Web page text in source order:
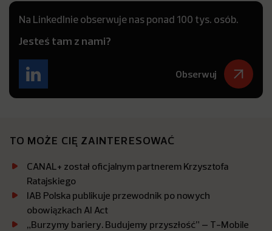
Na LinkedInie obserwuje nas ponad 100 tys. osób.
Jesteś tam z nami?
Obserwuj
TO MOŻE CIĘ ZAINTERESOWAĆ
CANAL+ został oficjalnym partnerem Krzysztofa
Ratajskiego
IAB Polska publikuje przewodnik po nowych
obowiązkach AI Act
„Burzymy bariery. Budujemy przyszłość” – T-Mobile